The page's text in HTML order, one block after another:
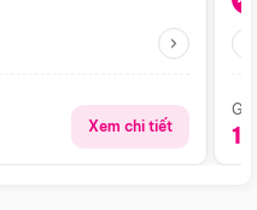
Xem chi tiết